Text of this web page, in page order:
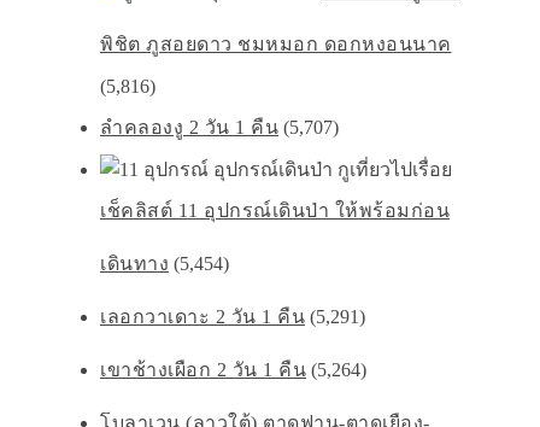
พิชิต ภูสอยดาว ชมหมอก ดอกหงอนนาค
(5,816)
ลำคลองงู 2 วัน 1 คืน (5,707)
เช็คลิสต์ 11 อุปกรณ์เดินป่า ให้พร้อมก่อน
เดินทาง (5,454)
เลอกวาเดาะ 2 วัน 1 คืน (5,291)
เขาช้างเผือก 2 วัน 1 คืน (5,264)